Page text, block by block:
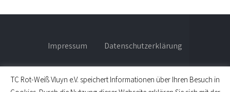
Impressum Datenschutzerklärung
TC Rot-Weiß Vluyn e.V. speichert Informationen über Ihren Besuch in